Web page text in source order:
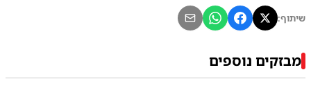
שיתוף:
מבזקים נוספים